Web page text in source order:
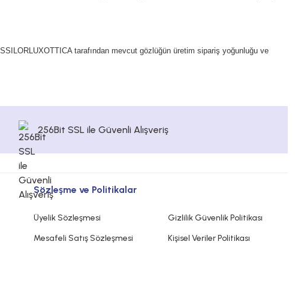
tarafından mevcut gözlüğün üretim sipariş yoğunluğu ve
256Bit SSL ile Güvenli Alışveriş
Sözleşme ve Politikalar
Üyelik Sözleşmesi
Gizlilik Güvenlik Politikası
Mesafeli Satış Sözleşmesi
Kişisel Veriler Politikası